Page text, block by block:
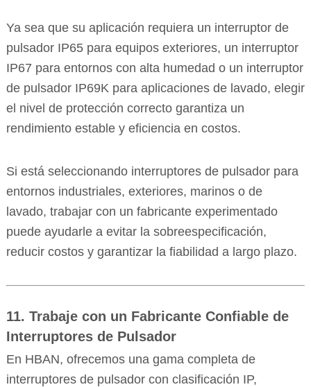
Ya sea que su aplicación requiera un interruptor de
pulsador IP65 para equipos exteriores, un interruptor
IP67 para entornos con alta humedad o un interruptor
de pulsador IP69K para aplicaciones de lavado, elegir
el nivel de protección correcto garantiza un
rendimiento estable y eficiencia en costos.
Si está seleccionando interruptores de pulsador para
entornos industriales, exteriores, marinos o de
lavado, trabajar con un fabricante experimentado
puede ayudarle a evitar la sobreespecificación,
reducir costos y garantizar la fiabilidad a largo plazo.
11. Trabaje con un Fabricante Confiable de
Interruptores de Pulsador
En HBAN, ofrecemos una gama completa de
interruptores de pulsador con clasificación IP,